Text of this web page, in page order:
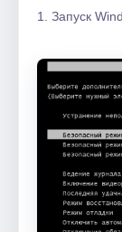
1. Запуск